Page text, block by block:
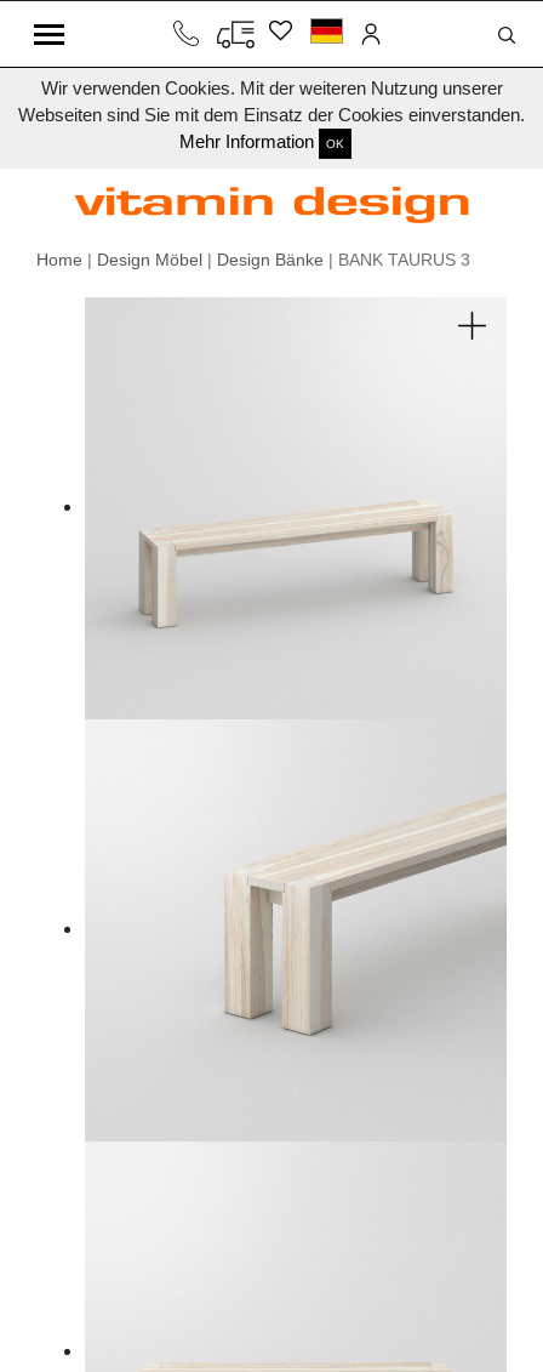
Wir verwenden Cookies. Mit der weiteren Nutzung unserer
Webseiten sind Sie mit dem Einsatz der Cookies einverstanden.
Mehr Information
OK
Home | Design Möbel | Design Bänke | BANK TAURUS 3